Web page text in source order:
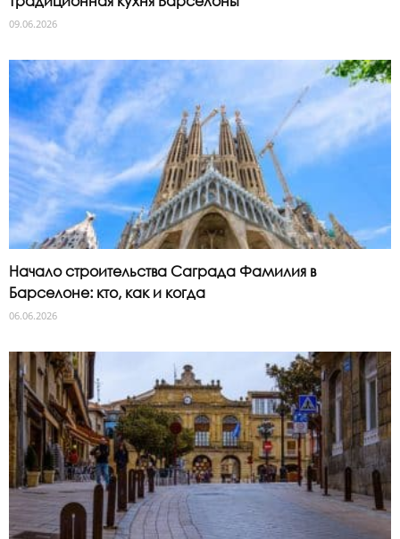
09.06.2026
Начало строительства Саграда Фамилия в
Барселоне: кто, как и когда
06.06.2026